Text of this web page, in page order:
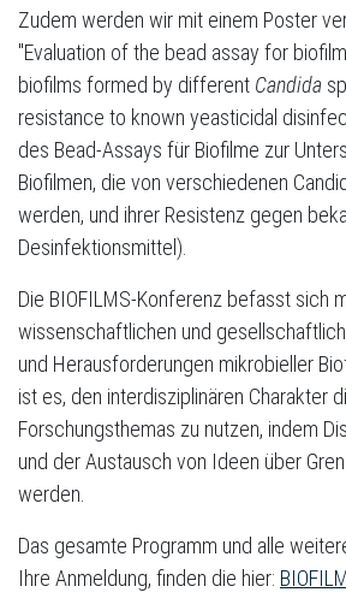
Zudem werden wir mit einem Poster
"Evaluation of the bead assay for
biofilms formed by different Candida
resistance to known yeasticidal
des Bead-Assays für Biofilme zur
Biofilmen, die von verschiedenen
werden, und ihrer Resistenz gegen
Desinfektionsmittel).
Die BIOFILMS-Konferenz befasst sich
wissenschaftlichen und
und Herausforderungen mikrobieller
ist es, den interdisziplinären Charakter
Forschungsthemas zu nutzen, indem
und der Austausch von Ideen über
werden.
Das gesamte Programm und alle
Ihre Anmeldung, finden die hier: